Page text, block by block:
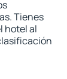
Tienes
hotel al